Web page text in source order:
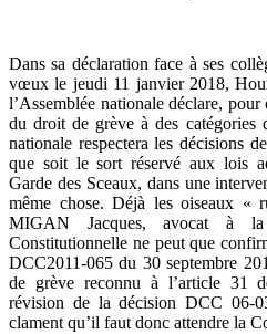
Dans sa déclaration face à ses
vœux le jeudi 11 janvier 2018,
l’Assemblée nationale déclare,
du droit de grève à des catégories
nationale respectera les décisions
que soit le sort réservé aux lois
Garde des Sceaux, dans une
même chose. Déjà les oiseaux «
MIGAN Jacques, avocat à
Constitutionnelle ne peut que
DCC2011-065 du 30 septembre
de grève reconnu à l’article 31
révision de la décision DCC 06-
clament qu’il faut donc attendre la